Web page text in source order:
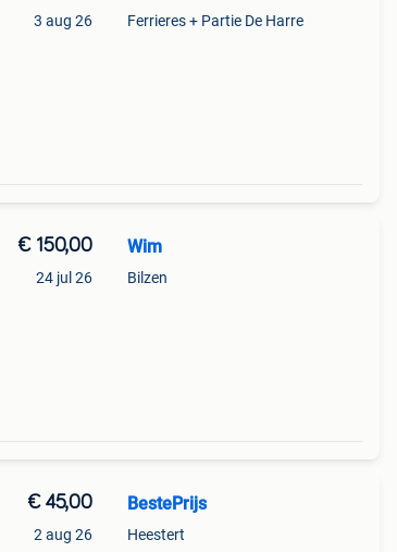
3 aug 26 Ferrieres + Partie De Harre
€ 150,00
24 jul 26
Wim
Bilzen
€ 45,00
2 aug 26
BestePrijs
Heestert